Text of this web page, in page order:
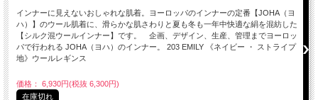
インナーに見えないおしゃれな肌着。ヨーロッパのインナーの定番【JOHA（ヨ
ハ）】のウール肌着に、滑らかな肌さわりと夏も冬も一年中快適な絹を混紡した
【シルク混ウールインナー】です。 企画、デザイン、生産、管理までヨーロッ
パで行われる JOHA（ヨハ）のインナー。 203 EMILY 《ネイビー ・ ストライプ
地》ウールレギンス
価格： 6,930円(税抜 6,300円)
在庫切れ